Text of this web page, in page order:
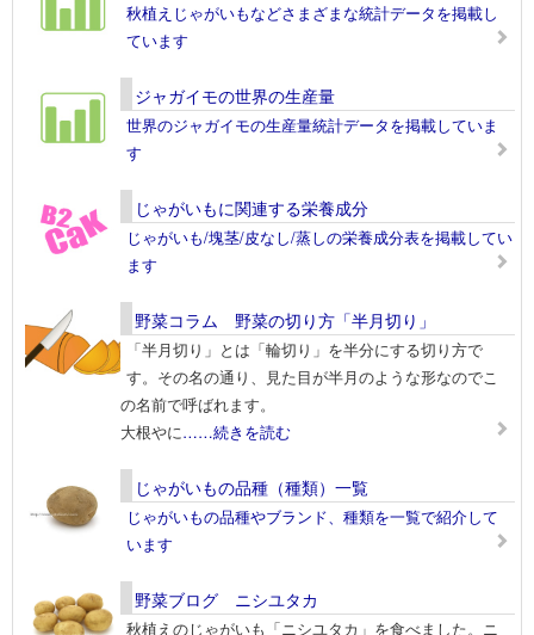
秋植えじゃがいもなどさまざまな統計データを掲載し
ています
ジャガイモの世界の生産量
世界のジャガイモの生産量統計データを掲載していま
す
じゃがいもに関連する栄養成分
じゃがいも/塊茎/皮なし/蒸しの栄養成分表を掲載してい
ます
野菜コラム 野菜の切り方「半月切り」
「半月切り」とは「輪切り」を半分にする切り方で
す。その名の通り、見た目が半月のような形なのでこ
の名前で呼ばれます。
大根やに……続きを読む
じゃがいもの品種（種類）一覧
じゃがいもの品種やブランド、種類を一覧で紹介して
います
野菜ブログ ニシユタカ
秋植えのじゃがいも「ニシユタカ」を食べました。ニ